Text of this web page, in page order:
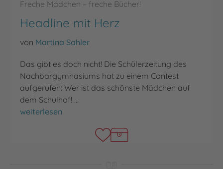
Freche Mädchen – freche Bücher!
Headline mit Herz
von Martina Sahler
Das gibt es doch nicht! Die Schülerzeitung des
Nachbargymnasiums hat zu einem Contest
aufgerufen: Wer ist das schönste Mädchen auf
dem Schulhof! …
Headline mit Herz
weiterlesen